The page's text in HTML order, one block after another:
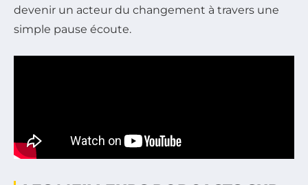
devenir un acteur du changement à travers une
simple pause écoute.